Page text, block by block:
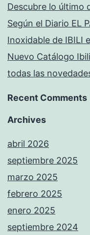
Descubre lo último
Según el Diario EL
Inoxidable de IBILI
Nuevo Catálogo
todas las
Recent Comments
Archives
abril 2026
septiembre 2025
marzo 2025
febrero 2025
enero 2025
septiembre 2024